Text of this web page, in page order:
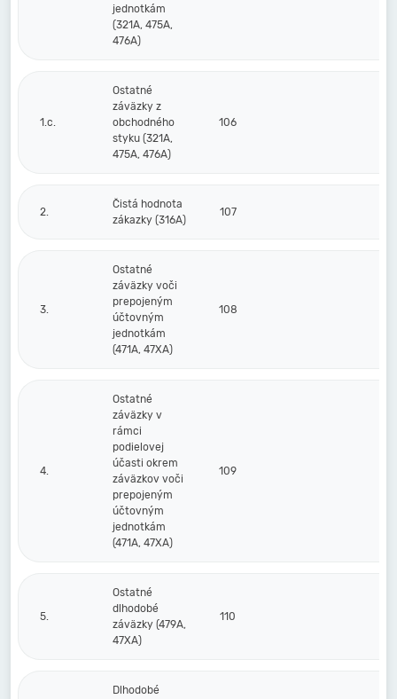
jednotkám
(321A, 475A,
476A)
1.c.
Ostatné
záväzky z
obchodného
styku (321A,
475A, 476A)
106
2.
Čistá hodnota
zákazky (316A)
107
3.
Ostatné
záväzky voči
prepojeným
účtovným
jednotkám
(471A, 47XA)
108
4.
Ostatné
záväzky v
rámci
podielovej
účasti okrem
záväzkov voči
prepojeným
účtovným
jednotkám
(471A, 47XA)
109
5.
Ostatné
dlhodobé
záväzky (479A,
47XA)
110
Dlhodobé